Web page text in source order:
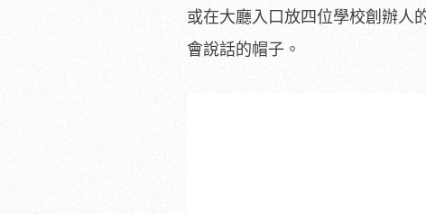
或在大廳入口放四位學校創辦人
會說話的帽子。